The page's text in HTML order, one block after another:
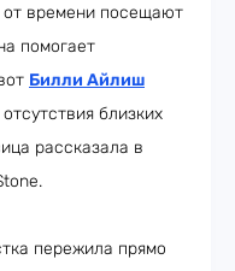
от времени посещают
помогает
Билли Айлиш
близких
рассказала в
пережила прямо